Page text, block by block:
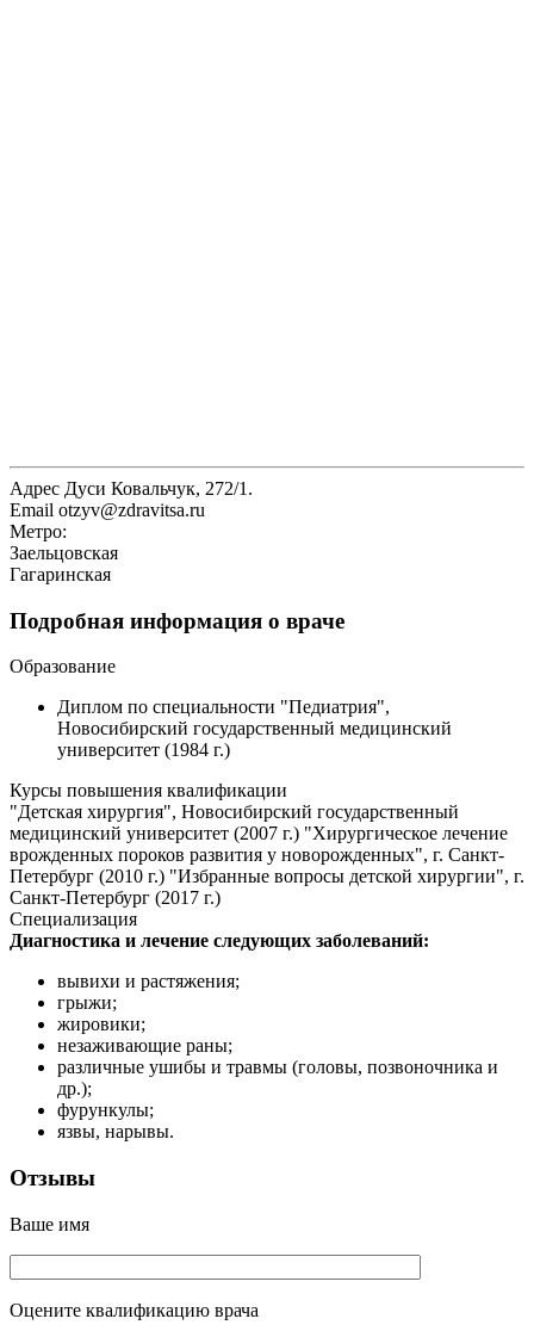
Адрес Дуси Ковальчук, 272/1.
Email otzyv@zdravitsa.ru
Метро:
Заельцовская
Гагаринская
Подробная информация о враче
Образование
Диплом по специальности "Педиатрия",
Новосибирский государственный медицинский
университет (1984 г.)
Курсы повышения квалификации
"Детская хирургия", Новосибирский государственный
медицинский университет (2007 г.) "Хирургическое лечение
врожденных пороков развития у новорожденных", г. Санкт-
Петербург (2010 г.) "Избранные вопросы детской хирургии", г.
Санкт-Петербург (2017 г.)
Специализация
Диагностика и лечение следующих заболеваний:
вывихи и растяжения;
грыжи;
жировики;
незаживающие раны;
различные ушибы и травмы (головы, позвоночника и
др.);
фурункулы;
язвы, нарывы.
Отзывы
Ваше имя
Оцените квалификацию врача